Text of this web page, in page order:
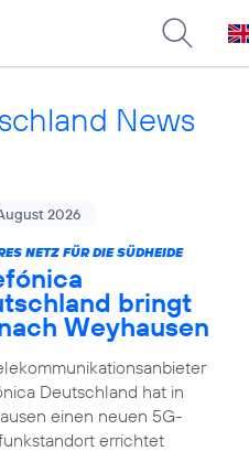
News
2026
NETZ FÜR DIE SÜDHEIDE
bringt
Weyhausen
Deutschland hat in
einen neuen 5G-
errichtet